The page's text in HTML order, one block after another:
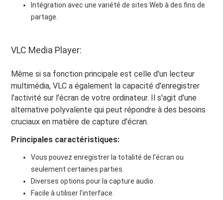
Intégration avec une variété de sites Web à des fins de
partage.
VLC Media Player:
Même si sa fonction principale est celle d'un lecteur
multimédia, VLC a également la capacité d'enregistrer
l'activité sur l'écran de votre ordinateur. Il s'agit d'une
alternative polyvalente qui peut répondre à des besoins
cruciaux en matière de capture d'écran.
Principales caractéristiques:
Vous pouvez enregistrer la totalité de l’écran ou
seulement certaines parties.
Diverses options pour la capture audio.
Facile à utiliser l'interface.